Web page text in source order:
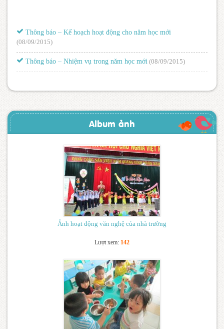
(08/09/2015)
Album ảnh
Ảnh hoạt động văn nghệ của nhà trường
Lượt xem: 142